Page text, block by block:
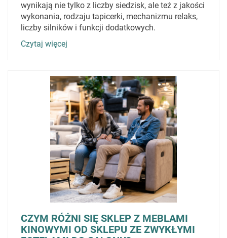
wynikają nie tylko z liczby siedzisk, ale też z jakości
wykonania, rodzaju tapicerki, mechanizmu relaks,
liczby silników i funkcji dodatkowych.
Czytaj więcej
CZYM RÓŻNI SIĘ SKLEP Z MEBLAMI
KINOWYMI OD SKLEPU ZE ZWYKŁYMI